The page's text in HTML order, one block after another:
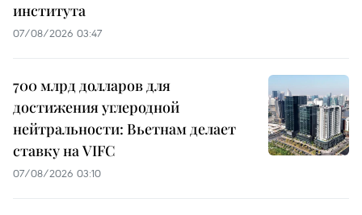
института
07/08/2026 03:47
700 млрд долларов для
достижения углеродной
нейтральности: Вьетнам делает
ставку на VIFC
07/08/2026 03:10